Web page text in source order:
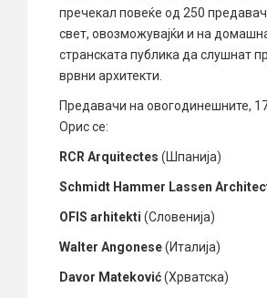
пречекал повеќе од 250
свет, овозможувајќи и на
странската публика да слушнат
врвни архитекти.
Предавачи на овогодинешните,
Орис се:
RCR Arquitectes (Шпанија)
Schmidt Hammer Lassen
OFIS arhitekti (Словенија)
Walter Angonese(Италија)
Davor Mateković(Хрватска)